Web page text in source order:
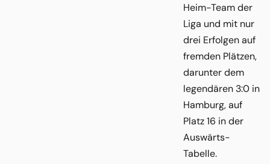
Heim-Team der
Liga und mit nur
drei Erfolgen auf
fremden Plätzen,
darunter dem
legendären 3:0 in
Hamburg, auf
Platz 16 in der
Auswärts-
Tabelle.